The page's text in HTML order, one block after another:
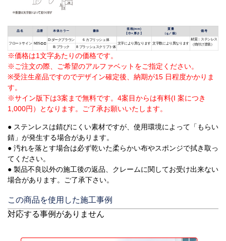
品名 品番 本体カラー 書体
規格(mm)
【巾×厚さ】
質量
（g／個）
備考
フロートサイン M25-□-□
D:ダークブラウン 6 カフリッシュ体
文字により異なります 文字数により異なります
材質：ステンレス
（焼付け塗装）
B:ブラック 8 ブラッシュスクリプト体
※価格は1文字あたりの価格です。
※ご注文の際、ご希望のアルファベットをご指定ください。
※受注生産品ですのでデザイン確定後、納期が15 日程度かかりま
す。
※サイン版下は3案まで無料です。4案目からは有料(I 案につき
1,000円）となります。ご了承お願いいたします。
● ステンレスは錆びにくい素材ですが、使用環境によって「もらい
錆」が発生する場合があります。
● 汚れを落とす場合は必ず乾いた柔らかい布やスポンジで拭き取っ
てください。
● 製品不良以外の施工後の返品、クレームに関してお受け出来ない
場合があります。ご了承下さい。
この商品を使用した施工事例
対応する事例がありません